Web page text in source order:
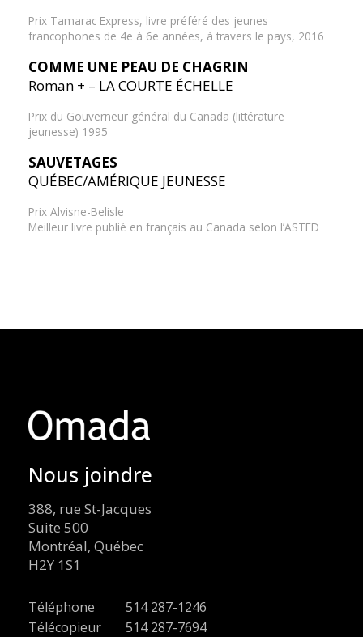
Prix Tamarac Express, livre préféré des jeunes
francophones de 4e à 6e années, à travers le pays, 2016
COMME UNE PEAU DE CHAGRIN
Roman + – LA COURTE ÉCHELLE
Prix du Gouverneur général du Canada (littérature
jeunesse) 1995
SAUVETAGES
QUÉBEC/AMÉRIQUE JEUNESSE
Prix Alvisne-Belisle
Meilleur livre publié en français au Canada selon l’ASTED
Nous joindre
388, rue St-Jacques
Suite 500
Montréal, Québec
H2Y 1S1
Téléphone
514 287-1246
Télécopieur
514 287-7694